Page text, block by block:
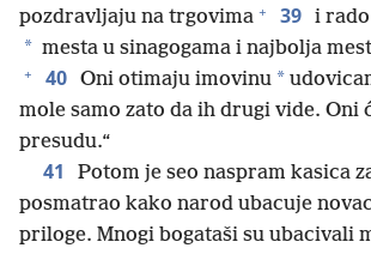
pozdravljaju na trgovima + 39 i
* mesta u sinagogama i najbolja
+ 40 Oni otimaju imovinu *
mole samo zato da ih drugi vide. Oni
presudu.“
41 Potom je seo naspram kasica
posmatrao kako narod ubacuje
priloge. Mnogi bogataši su ubacivali